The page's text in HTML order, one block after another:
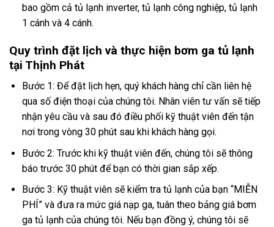
bao gồm cả tủ lạnh inverter, tủ lạnh công nghiệp, tủ lạnh
1 cánh và 4 cánh.
Quy trình đặt lịch và thực hiện bơm ga tủ lạnh
tại Thịnh Phát
Bước 1: Để đặt lịch hẹn, quý khách hàng chỉ cần liên hệ
qua số điện thoại của chúng tôi. Nhân viên tư vấn sẽ tiếp
nhận yêu cầu và sau đó điều phối kỹ thuật viên đến tận
nơi trong vòng 30 phút sau khi khách hàng gọi.
Bước 2: Trước khi kỹ thuật viên đến, chúng tôi sẽ thông
báo trước 30 phút để bạn có thời gian sắp xếp.
Bước 3: Kỹ thuật viên sẽ kiểm tra tủ lạnh của bạn “MIỄN
PHÍ” và đưa ra mức giá nạp ga, tuân theo bảng giá bơm
ga tủ lạnh của chúng tôi. Nếu bạn đồng ý, chúng tôi sẽ